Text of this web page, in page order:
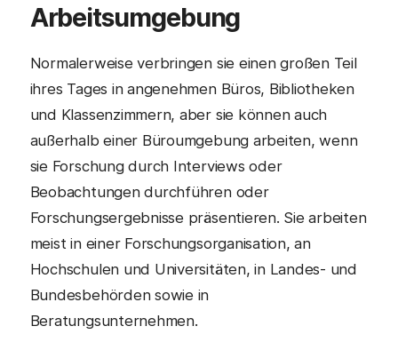
Arbeitsumgebung
Normalerweise verbringen sie einen großen Teil
ihres Tages in angenehmen Büros, Bibliotheken
und Klassenzimmern, aber sie können auch
außerhalb einer Büroumgebung arbeiten, wenn
sie Forschung durch Interviews oder
Beobachtungen durchführen oder
Forschungsergebnisse präsentieren. Sie arbeiten
meist in einer Forschungsorganisation, an
Hochschulen und Universitäten, in Landes- und
Bundesbehörden sowie in
Beratungsunternehmen.